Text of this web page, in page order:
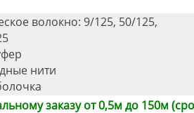
волокно: 9/125, 50/125,
нити
заказу от 0,5м до 150м